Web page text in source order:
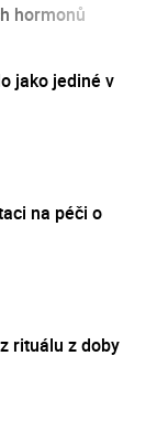
hormonů
jako jediné v
na péči o
rituálu z doby